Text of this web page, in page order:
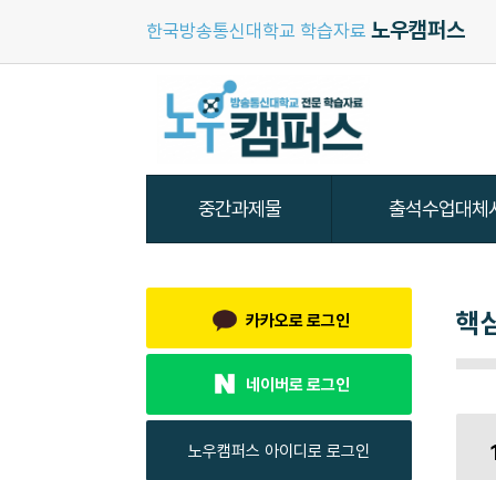
한국방송통신대학교 학습자료 노우캠퍼스
카카오로 로그인
네이버로 로그인
핵